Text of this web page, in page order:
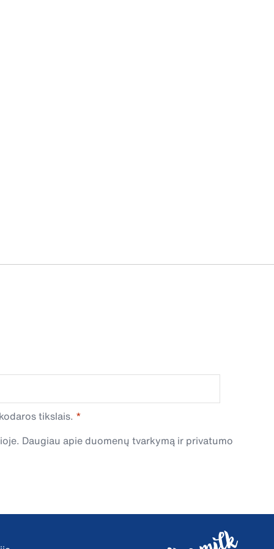
tikslais.
Daugiau apie duomenų tvarkymą ir privatumo